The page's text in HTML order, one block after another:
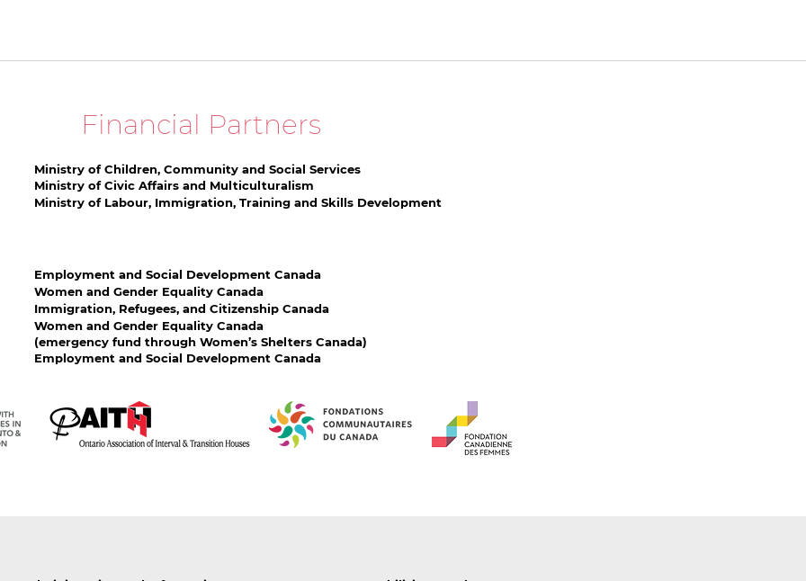
Financial Partners
Ministry of Children, Community and Social Services
Ministry of Civic Affairs and Multiculturalism
Ministry of Labour, Immigration, Training and Skills Development
Employment and Social Development Canada
Women and Gender Equality Canada
Immigration, Refugees, and Citizenship Canada
Women and Gender Equality Canada
(emergency fund through Women’s Shelters Canada)
Employment and Social Development Canada